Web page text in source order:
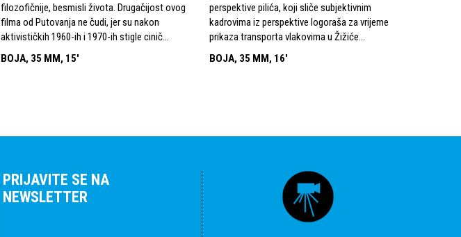
filozofičnije, besmisli života. Drugačijost ovog
filma od Putovanja ne čudi, jer su nakon
aktivističkih 1960-ih i 1970-ih stigle cinič...
BOJA, 35 MM, 15'
perspektive pilića, koji sliče subjektivnim
kadrovima iz perspektive logoraša za vrijeme
prikaza transporta vlakovima u Žižiće...
BOJA, 35 MM, 16'
PRIJAVITE SE NA
NEWSLETTER